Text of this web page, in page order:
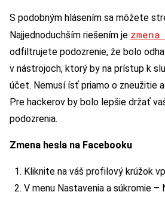
S podobným hlásením sa môžete
Najjednoduchším riešením je
odfiltrujete podozrenie, že bolo
v nástrojoch, ktorý by na prístup k
účet. Nemusí ísť priamo o zneužitie
Pre hackerov by bolo lepšie držať
podozrenia.
Zmena hesla na Facebooku
Kliknite na váš profilový krúžok
V menu Nastavenia a súkromie –